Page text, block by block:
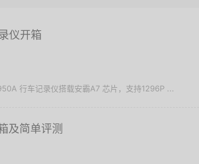
仪开箱
行车记录仪搭载安霸A7 芯片，支持1296P ...
及简单评测